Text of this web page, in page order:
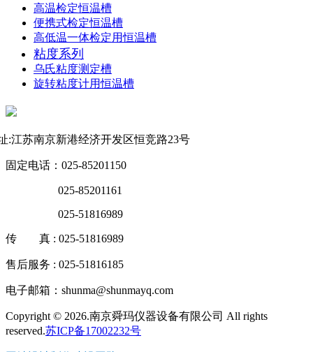
高温检定恒温槽
便携式检定恒温槽
高低温一体检定用恒温槽
粘度系列
乌氏粘度测定槽
旋转粘度计用恒温槽
:江苏南京新港经济开发区恒竞路23号
固定电话：025-85201150
025-85201161
025-51816989
传 真 : 025-51816989
售后服务 : 025-51816185
电子邮箱：shunma@shunmayq.com
Copyright © 2026.南京舜玛仪器设备有限公司 All rights
reserved.苏ICP备17002232号